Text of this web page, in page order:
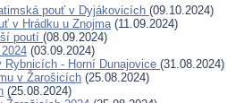
pouť v Dyjákovicích (09.10.2024)
v Hrádku u Znojma(11.09.2024)
poutí (08.09.2024)
(03.09.2024)
- Horní Dunajovice (31.08.2024)
v Žarošicích (25.08.2024)
(25.08.2024)